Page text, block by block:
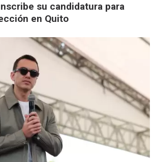
su candidatura para
en Quito